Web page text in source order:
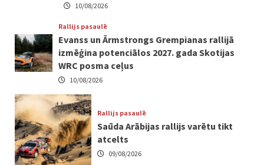
10/08/2026
Rallijs pasaulē
Evanss un Ārmstrongs Grempianas rallijā
izmēģina potenciālos 2027. gada Skotijas
WRC posma ceļus
10/08/2026
Rallijs pasaulē
Saūda Arābijas rallijs varētu tikt
atcelts
09/08/2026